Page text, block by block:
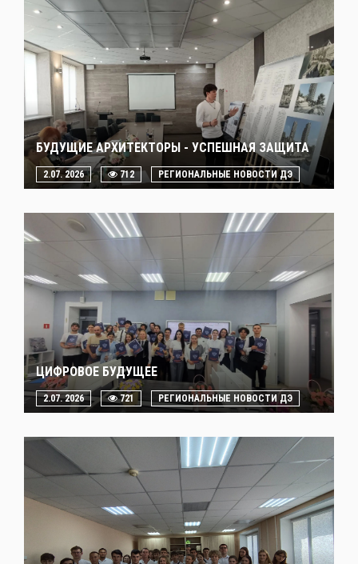
БУДУЩИЕ АРХИТЕКТОРЫ - УСПЕШНАЯ ЗАЩИТА
2.07. 2026 712 РЕГИОНАЛЬНЫЕ НОВОСТИ ДЭ
ЦИФРОВОЕ БУДУЩЕЕ
2.07. 2026 721 РЕГИОНАЛЬНЫЕ НОВОСТИ ДЭ